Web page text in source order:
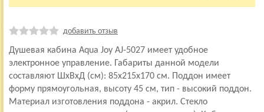
добавить отзыв
Душевая кабина Aqua Joy AJ-5027 имеет удобное
электронное управление. Габариты данной модели
составляют ШхВхД (см): 85x215x170 см. Поддон имеет
форму прямоугольная, высоту 45 см, тип - высокий поддон.
Материал изготовления поддона - акрил. Стекло